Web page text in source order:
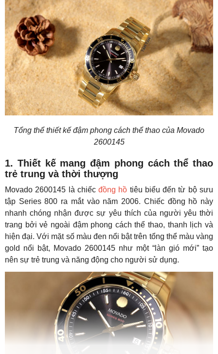
Tổng thể thiết kế đậm phong cách thể thao của Movado
2600145
1. Thiết kế mang đậm phong cách thể thao
trẻ trung và thời thượng
Movado 2600145 là chiếcđồng hồ tiêu biểu đến từ bộ sưu
tập Series 800 ra mắt vào năm 2006. Chiếc đồng hồ này
nhanh chóng nhận được sự yêu thích của người yêu thời
trang bởi vẻ ngoài đậm phong cách thể thao, thanh lịch và
hiện đại. Với mặt số màu đen nổi bật trên tổng thể màu vàng
gold nổi bật, Movado 2600145 như một “làn gió mới” tạo
nên sự trẻ trung và năng động cho người sử dụng.